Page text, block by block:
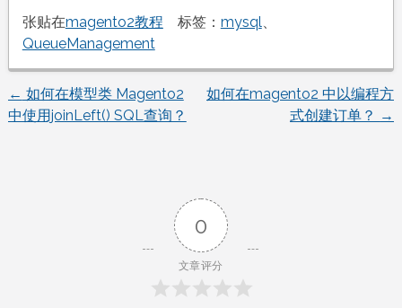
张贴在magento2教程 标签： mysql、
QueueManagement
文
← 如何在模型类 Magento2
中使用joinLeft() SQL查询？
如何在magento2 中以编程方
式创建订单？ →
0
文章评分